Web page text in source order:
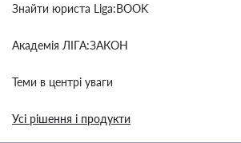
Знайти юриста Liga:BOOK
Академія ЛІГА:ЗАКОН
Теми в центрі уваги
Усі рішення і продукти